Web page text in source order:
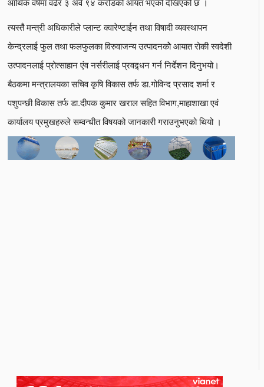
त्यस्तै मन्त्री अधिकारीले प्लान्ट क्वारेण्टाईन तथा विषादी व्यवस्थापन
केन्द्रलाई फुल तथा फलफुलका विरुवाजन्य उत्पादनकोे आयात रोकी स्वदेशी
उत्पादनलाई प्रोत्साहान एंव नर्सरीलाई प्रवद्र्धन गर्न निर्देशन दिनुभयो।
बैठकमा मन्त्रालयका सचिव कृषि विकास तर्फ डा.गोविन्द प्रसाद शर्मा र
पशुपन्छी विकास तर्फ डा.दीपक कुमार खराल सहित विभाग,माहाशाखा एवं
कार्यालय प्रमुखहरुले सम्वन्धीत विषयको जानकारी गराउनुभएको थियो ।